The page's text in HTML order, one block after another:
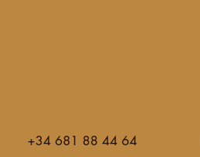
+34 681 88 44 64